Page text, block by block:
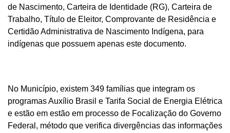
de Nascimento, Carteira de Identidade (RG), Carteira de
Trabalho, Título de Eleitor, Comprovante de Residência e
Certidão Administrativa de Nascimento Indígena, para
indígenas que possuem apenas este documento.
No Município, existem 349 famílias que integram os
programas Auxílio Brasil e Tarifa Social de Energia Elétrica
e estão em estão em processo de Focalização do Governo
Federal, método que verifica divergências das informações